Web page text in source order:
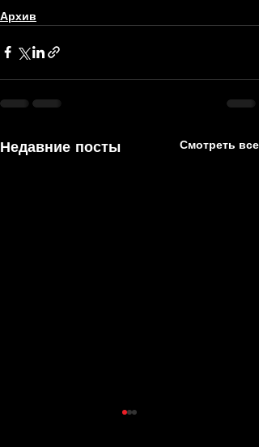
Архив
Недавние посты Смотреть все